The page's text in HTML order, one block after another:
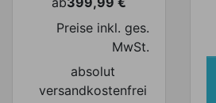
Preis
Preise inkl. ges.
MwSt.
absolut
versandkostenfrei